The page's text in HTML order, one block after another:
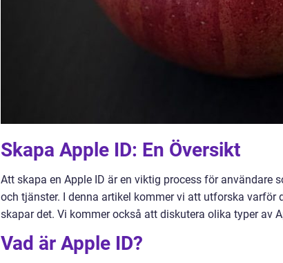
Skapa Apple ID: En Översikt
Att skapa en Apple ID är en viktig process för användare
och tjänster. I denna artikel kommer vi att utforska varför
skapar det. Vi kommer också att diskutera olika typer av
Vad är Apple ID?